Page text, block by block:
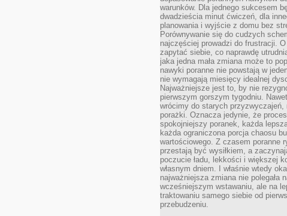
warunków. Dla jednego sukcesem
dwadzieścia minut ćwiczeń, dla
planowania i wyjście z domu bez
Porównywanie się do cudzych
najczęściej prowadzi do frustracji.
zapytać siebie, co naprawdę
jaka jedna mała zmiana może to
nawyki poranne nie powstają w
nie wymagają miesięcy idealnej
Najważniejsze jest to, by nie
pierwszym gorszym tygodniu.
wrócimy do starych przyzwyczajeń,
porażki. Oznacza jedynie, że
spokojniejszy poranek, każda
każda ograniczona porcja chaosu
wartościowego. Z czasem poranne
przestają być wysiłkiem, a
poczucie ładu, lekkości i większej
własnym dniem. I właśnie wtedy
najważniejsza zmiana nie polegała
wcześniejszym wstawaniu, ale na
traktowaniu samego siebie od
przebudzeniu.